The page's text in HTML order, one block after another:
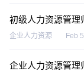
初级人力资源管理
企业人力资源 Feb
企业人力资源管理